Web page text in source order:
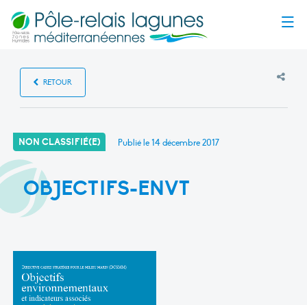
RETOUR
NON CLASSIFIÉ(E) Publié le14 décembre 2017
OBJECTIFS-ENVT